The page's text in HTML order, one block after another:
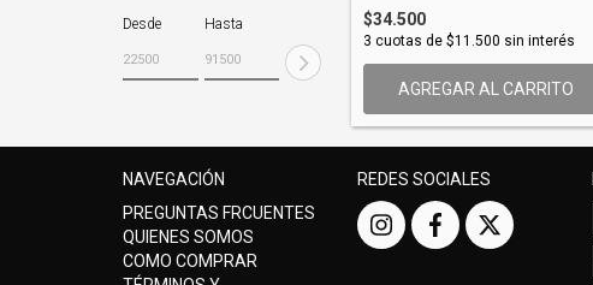
Desde Hasta
$34.500
3 cuotas de $11.500 sin interés
AGREGAR AL CARRITO
NAVEGACIÓN
PREGUNTAS FRCUENTES
QUIENES SOMOS
COMO COMPRAR
REDES SOCIALES